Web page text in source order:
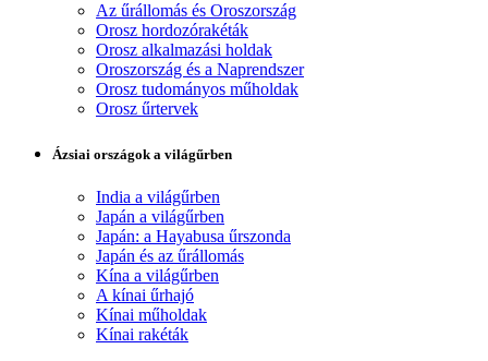
Az űrállomás és Oroszország
Orosz hordozórakéták
Orosz alkalmazási holdak
Oroszország és a Naprendszer
Orosz tudományos műholdak
Orosz űrtervek
Ázsiai országok a világűrben
India a világűrben
Japán a világűrben
Japán: a Hayabusa űrszonda
Japán és az űrállomás
Kína a világűrben
A kínai űrhajó
Kínai műholdak
Kínai rakéták